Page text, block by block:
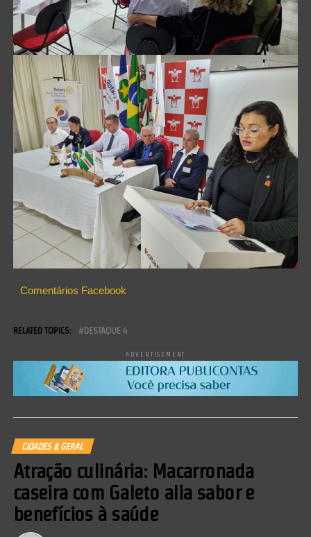
Comentários Facebook
RELATED TOPICS: DESTAQUE 4
ADVERTISEMENT
CIDADES & GERAL
Atração culinária: Macarronada
caseira com Galeto alia sabor e
benefícios à saúde